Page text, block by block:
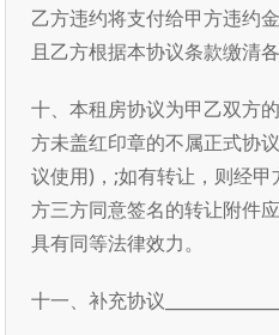
乙方违约将支付给甲方违约
且乙方根据本协议条款缴清
十、本租房协议为甲乙双方
方未盖红印章的不属正式协
议使用)，;如有转让，则经
方三方同意签名的转让附件
具有同等法律效力。
十一、补充协议